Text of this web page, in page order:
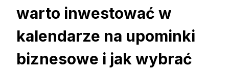
warto inwestować w
kalendarze na upominki
biznesowe i jak wybrać